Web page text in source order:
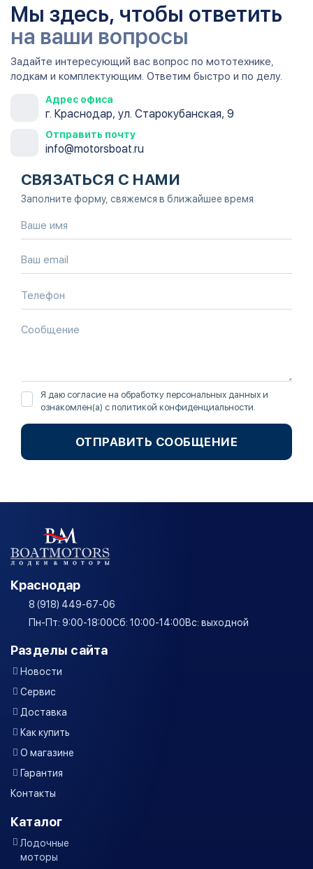
Мы здесь, чтобы ответить
на ваши вопросы
Задайте интересующий вас вопрос по мототехнике,
лодкам и комплектующим. Ответим быстро и по делу.
Адрес офиса
г. Краснодар, ул. Старокубанская, 9
Отправить почту
info@motorsboat.ru
СВЯЗАТЬСЯ С НАМИ
Заполните форму, свяжемся в ближайшее время
Я даю согласие на обработку персональных данных и
ознакомлен(а) с политикой конфиденциальности
ОТПРАВИТЬ СООБЩЕНИЕ
Краснодар
8 (918) 449-67-06
Пн-Пт: 9:00-18:00Сб: 10:00-14:00Вс: выходной
Разделы сайта
Новости
Сервис
Доставка
Как купить
О магазине
Гарантия
Контакты
Каталог
Лодочные
моторы